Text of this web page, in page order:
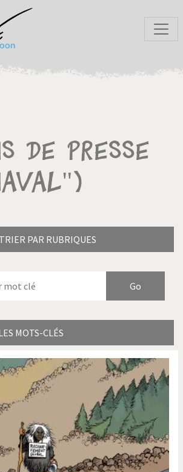
de presse
TRIER PAR RUBRIQUES
MOTS-CLÉS
Bienvenue en Italie
Catholique ou pas très?
Crise grecque
Du printemps arabe à
US Guerre en Syrie
Israël - Palestine